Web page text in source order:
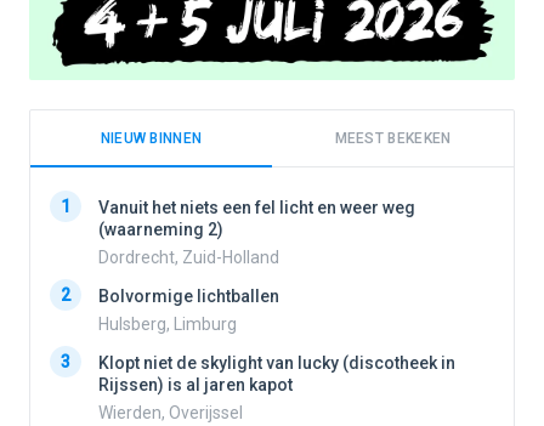
NIEUW BINNEN MEEST BEKEKEN
1
Vanuit het niets een fel licht en weer weg
(waarneming 2)
Dordrecht, Zuid-Holland
2
Bolvormige lichtballen
Hulsberg, Limburg
3
Klopt niet de skylight van lucky (discotheek in
Rijssen) is al jaren kapot
Wierden, Overijssel